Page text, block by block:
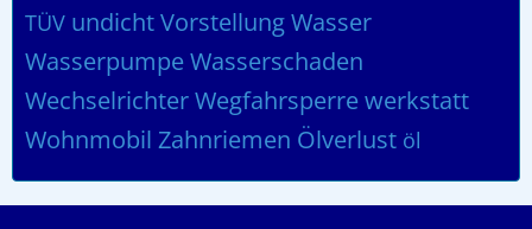
TÜV undichtVorstellungWasser
WasserpumpeWasserschaden
WechselrichterWegfahrsperrewerkstatt
Wohnmobil Zahnriemen Ölverlust öl